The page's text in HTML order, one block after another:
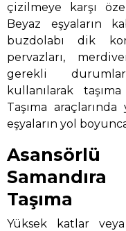
çizilmeye karşı
Beyaz eşyaların
buzdolabı dik
pervazları,
gerekli
kullanılarak
Taşıma
eşyaların yol
Taşıma
Yüksek katlar